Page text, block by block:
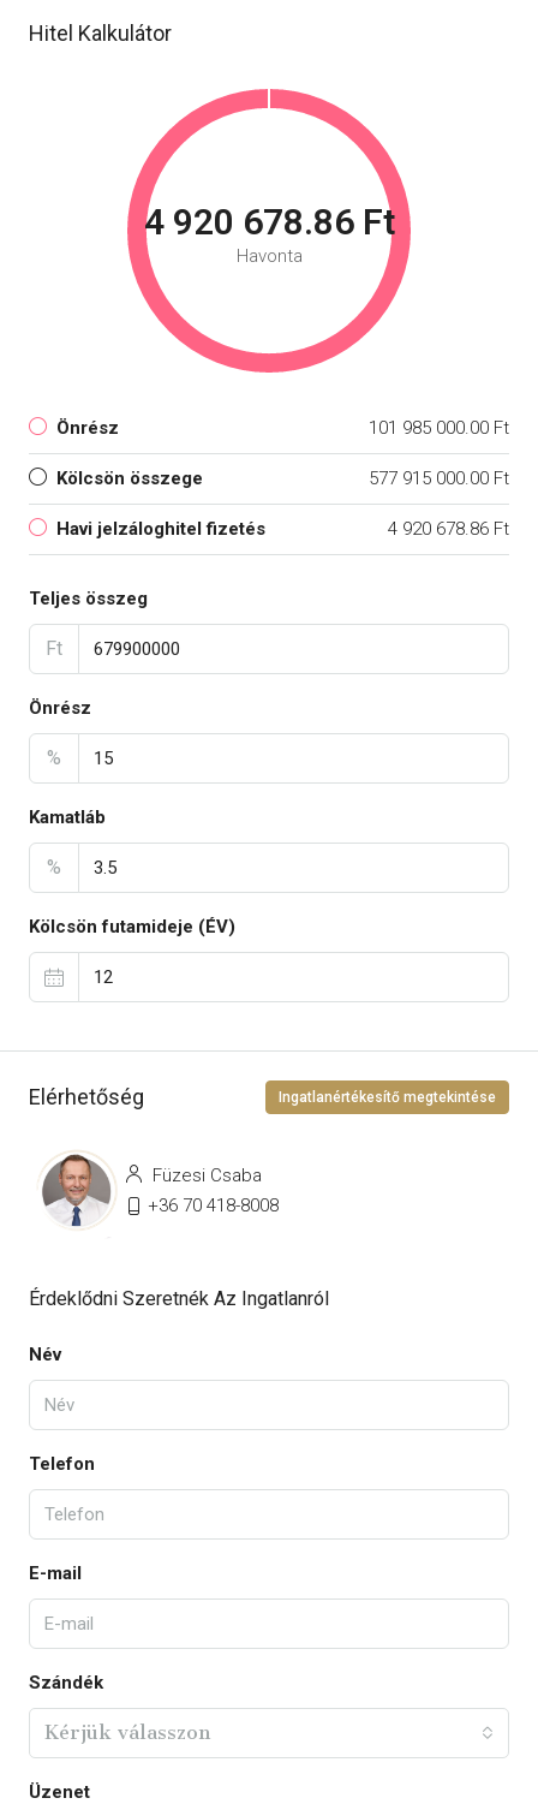
Hitel Kalkulátor
4 920 678.86 Ft
Havonta
Önrész 101 985 000.00 Ft
Kölcsön összege 577 915 000.00 Ft
Havi jelzáloghitel fizetés 4 920 678.86 Ft
Teljes összeg
Ft
Önrész
%
Kamatláb
%
Kölcsön futamideje (ÉV)
Elérhetőség Ingatlanértékesítő megtekintése
Füzesi Csaba
+36 70 418-8008
Érdeklődni Szeretnék Az Ingatlanról
Név
Telefon
E-mail
Szándék
Kérjük válasszon
Üzenet